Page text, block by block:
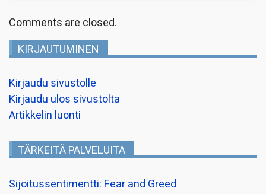
Comments are closed.
KIRJAUTUMINEN
Kirjaudu sivustolle
Kirjaudu ulos sivustolta
Artikkelin luonti
TÄRKEITÄ PALVELUITA
Sijoitussentimentti: Fear and Greed